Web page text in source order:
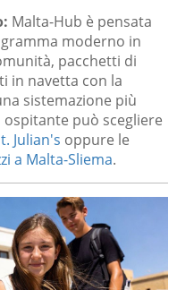
Malta-Hub è pensata
moderno in
pacchetti di
in navetta con la
sistemazione più
può scegliere
Julian's oppure le
a Malta-Sliema.